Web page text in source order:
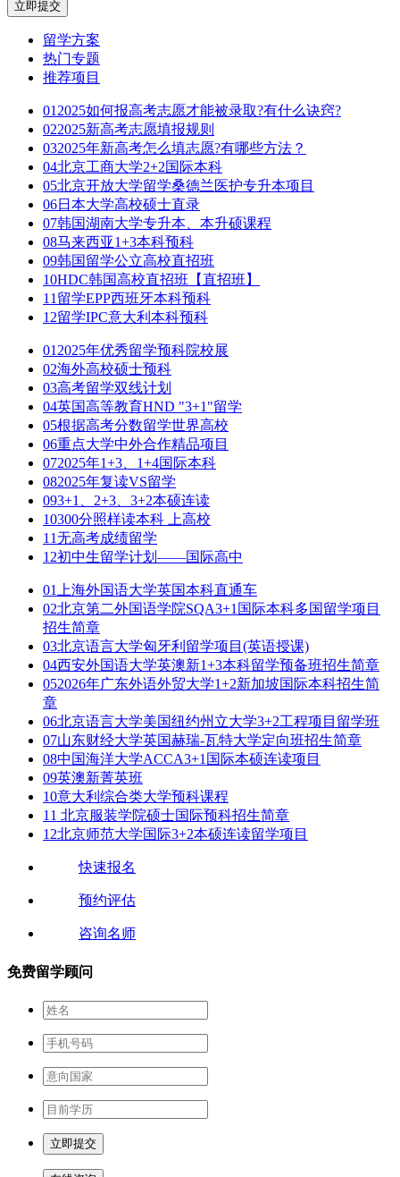
立即提交
留学方案
热门专题
推荐项目
01 2025如何报高考志愿才能被录取?有什么诀窍?
022025新高考志愿填报规则
032025年新高考怎么填志愿?有哪些方法？
04北京工商大学2+2国际本科
05北京开放大学留学桑德兰医护专升本项目
06日本大学高校硕士直录
07韩国湖南大学专升本、本升硕课程
08马来西亚1+3本科预科
09韩国留学公立高校直招班
10HDC韩国高校直招班【直招班】
11 留学EPP西班牙本科预科
12留学IPC意大利本科预科
01 2025年优秀留学预科院校展
02海外高校硕士预科
03高考留学双线计划
04英国高等教育HND "3+1"留学
05根据高考分数留学世界高校
06重点大学中外合作精品项目
072025年1+3、1+4国际本科
082025年复读VS留学
093+1、2+3、3+2本硕连读
10300分照样读本科 上高校
11无高考成绩留学
12初中生留学计划——国际高中
01
上海外国语大学英国本科直通车
02北京第二外国语学院SQA3+1国际本科多国留学项目
招生简章
03北京语言大学匈牙利留学项目(英语授课)
04西安外国语大学英澳新1+3本科留学预备班招生简章
052026年广东外语外贸大学1+2新加坡国际本科招生简
章
06北京语言大学美国纽约州立大学3+2工程项目留学班
07山东财经大学英国赫瑞-瓦特大学定向班招生简章
08中国海洋大学ACCA3+1国际本硕连读项目
09英澳新菁英班
10意大利综合类大学预科课程
11 北京服装学院硕士国际预科招生简章
12北京师范大学国际3+2本硕连读留学项目
快速报名
预约评估
咨询名师
免费留学顾问
立即提交